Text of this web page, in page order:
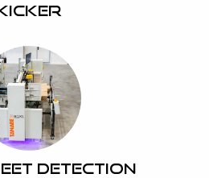
Detection